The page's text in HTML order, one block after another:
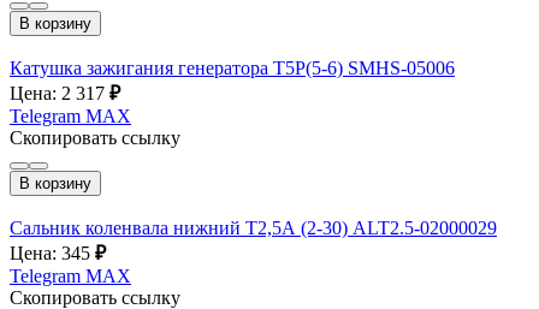
В корзину
Катушка зажигания генератора T5P(5-6) SMHS-05006
Цена: 2 317 ₽
Telegram MAX
Скопировать ссылку
В корзину
Сальник коленвала нижний T2,5А (2-30) ALT2.5-02000029
Цена: 345 ₽
Telegram MAX
Скопировать ссылку